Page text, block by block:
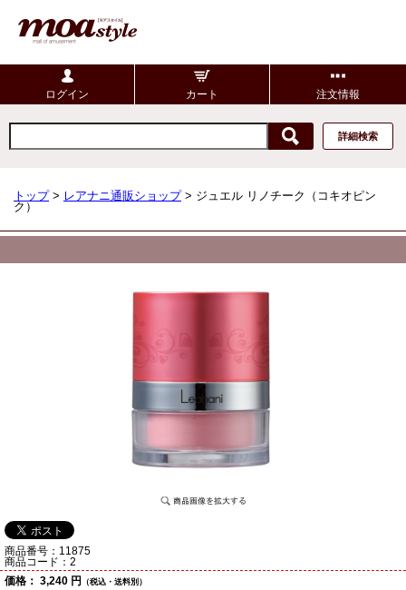
ログイン カート 注文情報
詳細検索
トップ> レアナニ通販ショップ> ジュエル リノチーク（コキオピン
ク）
商品番号： 11875
商品コード： 2
価格： 3,240 円 （税込・送料別）